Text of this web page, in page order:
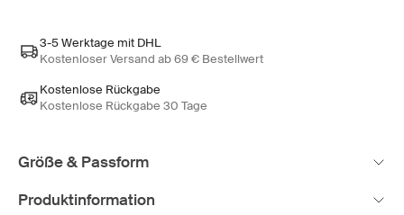
3-5 Werktage mit DHL
Kostenloser Versand ab 69 € Bestellwert
Kostenlose Rückgabe
Kostenlose Rückgabe 30 Tage
Größe & Passform
Produktinformation